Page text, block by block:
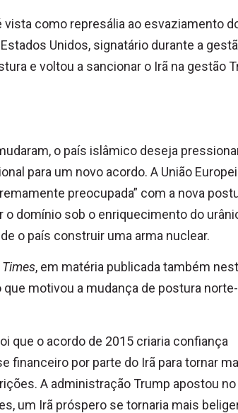
vista como represália ao esvaziamento
Unidos, signatário durante a
e voltou a sancionar o Irã na gestão
o país islâmico deseja
para um novo acordo. A União
preocupada” com a nova
o domínio sob o enriquecimento do
o país construir uma arma nuclear.
Times, em matéria publicada também
que motivou a mudança de postura norte-
que o acordo de 2015 criaria confiança
financeiro por parte do Irã para tornar
A administração Trump apostou no
um Irã próspero se tornaria mais